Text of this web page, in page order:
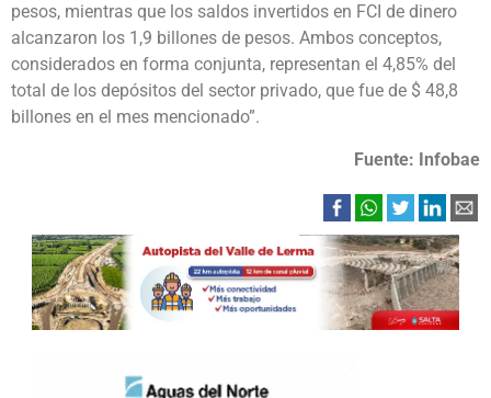
pesos, mientras que los saldos invertidos en FCI de dinero
alcanzaron los 1,9 billones de pesos. Ambos conceptos,
considerados en forma conjunta, representan el 4,85% del
total de los depósitos del sector privado, que fue de $ 48,8
billones en el mes mencionado”.
Fuente: Infobae